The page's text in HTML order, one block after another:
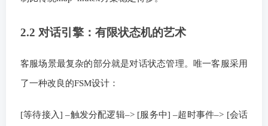
2.2 对话引擎：有限状态机的艺术
客服场景最复杂的部分就是对话状态管理。唯一客服采用
了一种改良的FSM设计：
[等待接入] –触发分配逻辑–> [服务中] –超时事件–> [会话